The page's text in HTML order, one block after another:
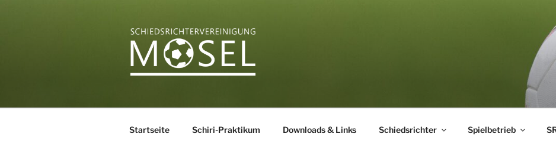
SCHIEDSRICHTERVEREINIGUNG
Startseite Schiri-Praktikum Downloads & Links Schiedsrichter Spielbetrieb